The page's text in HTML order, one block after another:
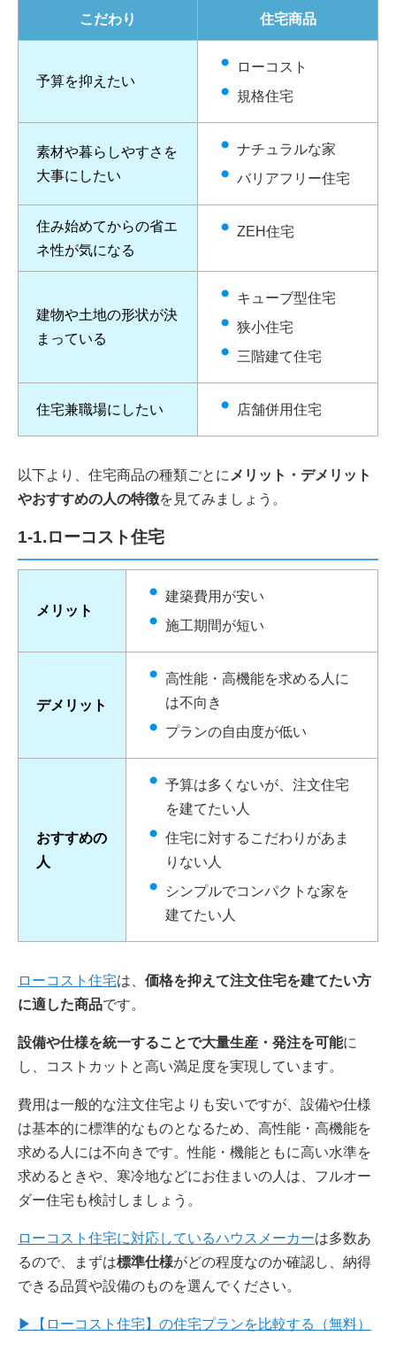
こだわり 住宅商品
予算を抑えたい
ローコスト
規格住宅
素材や暮らしやすさを
大事にしたい
ナチュラルな家
バリアフリー住宅
住み始めてからの省エ
ネ性が気になる
ZEH住宅
建物や土地の形状が決
まっている
キューブ型住宅
狭小住宅
三階建て住宅
住宅兼職場にしたい 店舗併用住宅
以下より、住宅商品の種類ごとに メリット・デメリット
やおすすめの人の特徴を見てみましょう。
1-1.ローコスト住宅
メリット
建築費用が安い
施工期間が短い
デメリット
高性能・高機能を求める人に
は不向き
プランの自由度が低い
おすすめの
人
予算は多くないが、注文住宅
を建てたい人
住宅に対するこだわりがあま
りない人
シンプルでコンパクトな家を
建てたい人
ローコスト住宅は、 価格を抑えて注文住宅を建てたい方
に適した商品です。
設備や仕様を統一することで大量生産・発注を可能に
し、コストカットと高い満足度を実現しています。
費用は一般的な注文住宅よりも安いですが、設備や仕様
は基本的に標準的なものとなるため、高性能・高機能を
求める人には不向きです。性能・機能ともに高い水準を
求めるときや、寒冷地などにお住まいの人は、フルオー
ダー住宅も検討しましょう。
ローコスト住宅に対応しているハウスメーカーは多数あ
るので、まずは標準仕様がどの程度なのか確認し、納得
できる品質や設備のものを選んでください。
▶【ローコスト住宅】の住宅プランを比較する（無料）